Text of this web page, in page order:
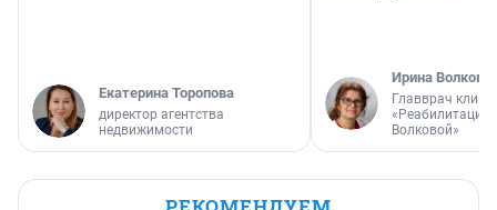
Екатерина Торопова
директор агентства
недвижимости
Ирина Волкова
Главврач
«Реабилитация
Волковой»